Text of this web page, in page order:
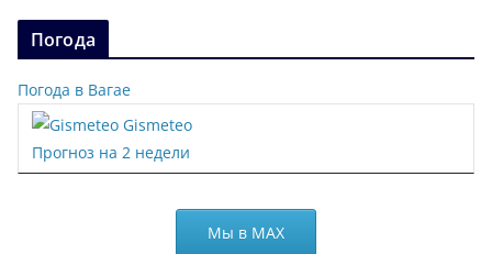
Погода
Погода в Вагае
Gismeteo
Прогноз на 2 недели
Мы в МАХ